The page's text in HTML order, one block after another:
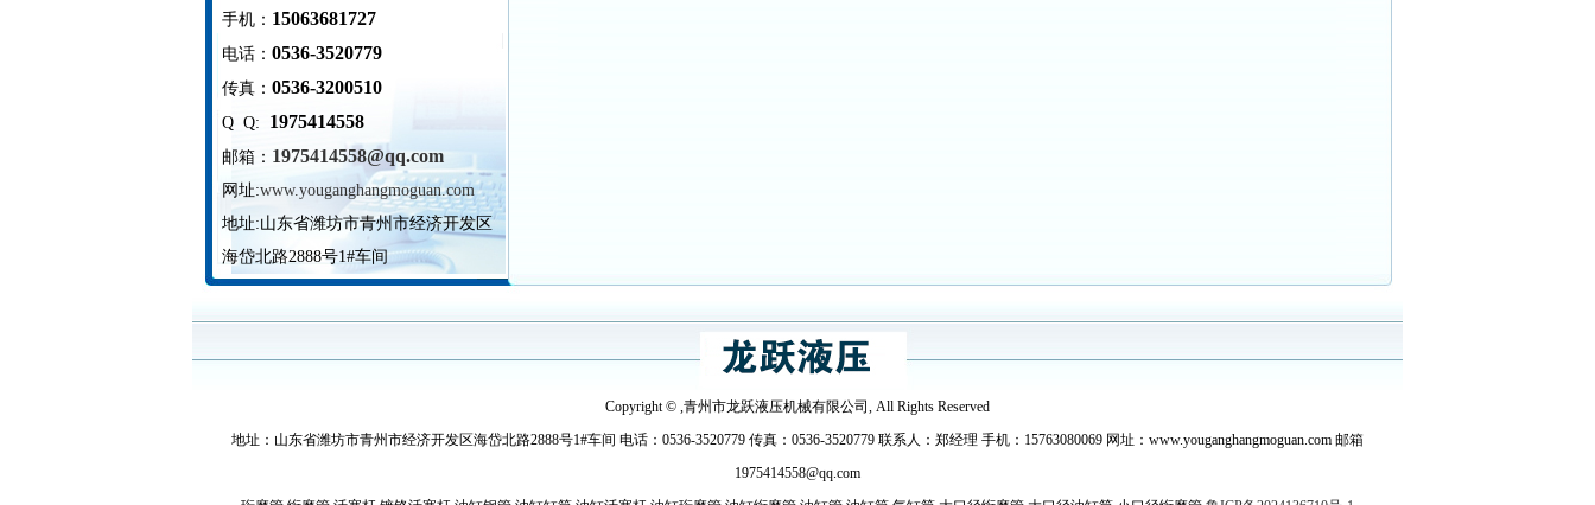
手机： 15063681727
电话： 0536-3520779
传真： 0536-3200510
Q Q: 1975414558
邮箱： 1975414558@qq.com
网址:www.youganghangmoguan.com
地址:山东省潍坊市青州市经济开发区
海岱北路2888号1#车间
Copyright © ,青州市龙跃液压机械有限公司, All Rights Reserved
地址：山东省潍坊市青州市经济开发区海岱北路2888号1#车间 电话：0536-3520779 传真：0536-3520779 联系人：郑经理 手机：15763080069 网址：www.youganghangmoguan.com 邮箱
1975414558@qq.com